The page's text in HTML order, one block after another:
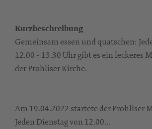
Kurzbeschreibung
Gemeinsam essen und quatschen:
12.00 - 13.30 Uhr gibt es ein leckeres
der Prohliser Kirche.
Am 19.04.2022 startete der Prohliser
Jeden Dienstag von 12.00...